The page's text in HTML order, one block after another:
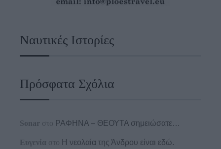
Ναυτικές Ιστορίες
Πρόσφατα Σχόλια
Sonar στο ΡΑΦΗΝΑ – ΘΕΟΥΤΑ σημειώσατε…
Ευγενία στο Η νεολαία της Άνδρου είναι εδώ.